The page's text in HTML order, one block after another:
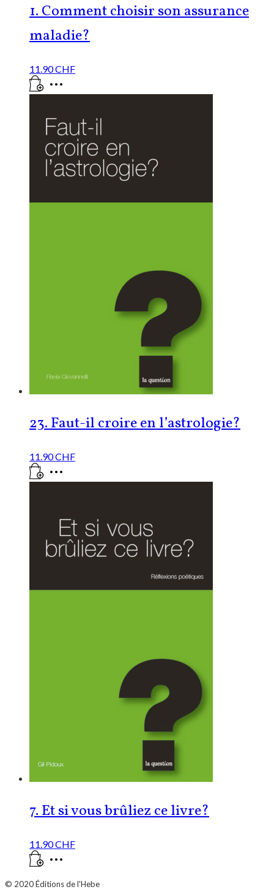
1. Comment choisir son assurance
maladie?
11.90CHF
23. Faut-il croire en l’astrologie?
11.90CHF
7. Et si vous brûliez ce livre?
11.90CHF
© 2020Éditions de l'Hebe